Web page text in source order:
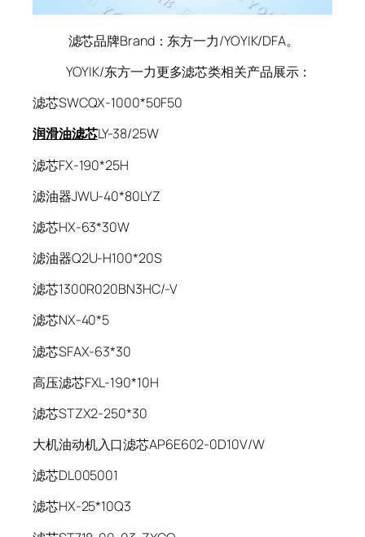
滤芯品牌Brand：东方一力/YOYIK/DFA。
YOYIK/东方一力更多滤芯类相关产品展示：
滤芯SWCQX-1000*50F50
润滑油滤芯LY-38/25W
滤芯FX-190*25H
滤油器JWU-40*80LYZ
滤芯HX-63*30W
滤油器Q2U-H100*20S
滤芯1300R020BN3HC/-V
滤芯NX-40*5
滤芯SFAX-63*30
高压滤芯FXL-190*10H
滤芯STZX2-250*30
大机油动机入口滤芯AP6E602-0D10V/W
滤芯DL005001
滤芯HX-25*10Q3